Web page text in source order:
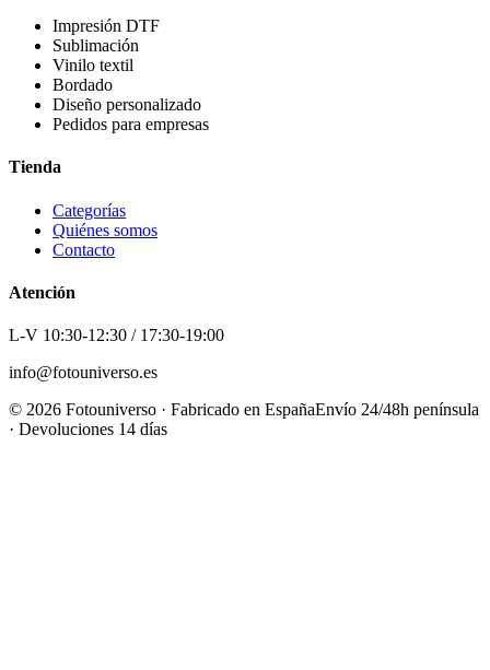
Impresión DTF
Sublimación
Vinilo textil
Bordado
Diseño personalizado
Pedidos para empresas
Tienda
Categorías
Quiénes somos
Contacto
Atención
L-V 10:30-12:30 / 17:30-19:00
info@fotouniverso.es
© 2026 Fotouniverso · Fabricado en EspañaEnvío 24/48h península
· Devoluciones 14 días